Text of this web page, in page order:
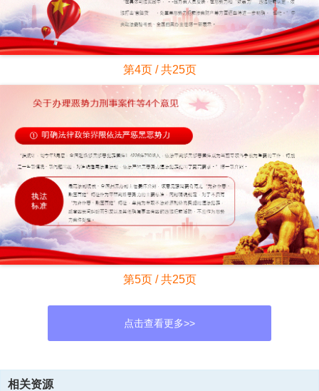
第4页 / 共25页
第5页 / 共25页
点击查看更多>>
资源描述
相关资源